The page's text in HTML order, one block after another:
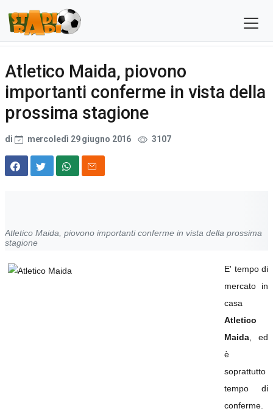
Atletico Maida, piovono
importanti conferme in vista della
prossima stagione
di mercoledì 29 giugno 2016 3107
Atletico Maida, piovono importanti conferme in vista della prossima
stagione
E' tempo di
mercato in
casa
Atletico
Maida , ed
è
soprattutto
tempo di
conferme.